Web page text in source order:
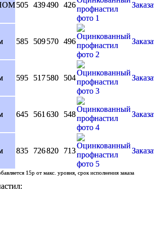
505 439490 426
585 509570 496
595 517580 504
645 561 630 548
835 726820 713
15р от макс. уровня, срок исполнения заказа